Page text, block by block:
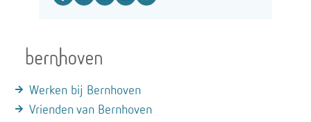
Werken bij Bernhoven
Vrienden van Bernhoven